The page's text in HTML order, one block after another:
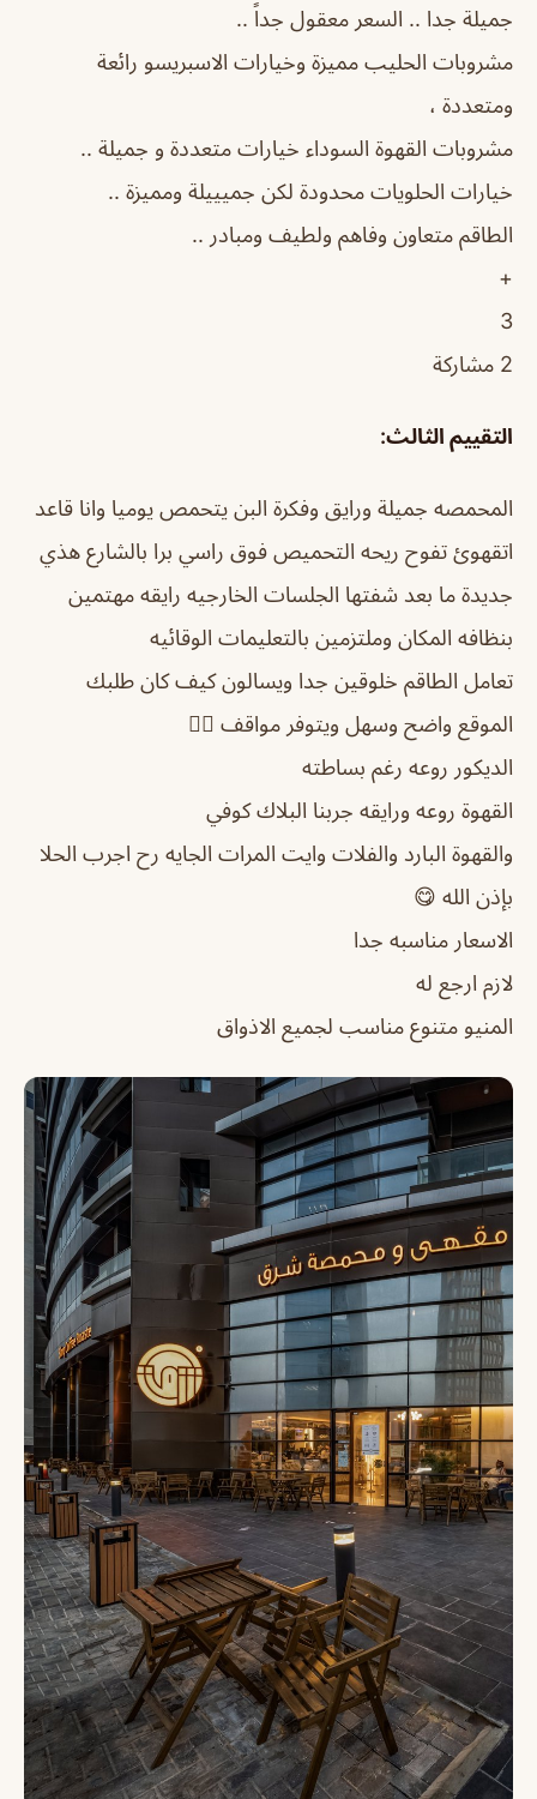
جميلة جدا .. السعر معقول جداً ..
مشروبات الحليب مميزة وخيارات الاسبريسو رائعة
ومتعددة ،
مشروبات القهوة السوداء خيارات متعددة و جميلة ..
خيارات الحلويات محدودة لكن جميييلة ومميزة ..
الطاقم متعاون وفاهم ولطيف ومبادر ..
+
3
2 مشاركة
التقييم الثالث:
المحمصه جميلة ورايق وفكرة البن يتحمص يوميا وانا قاعد
اتقهوئ تفوح ريحه التحميص فوق راسي برا بالشارع هذي
جديدة ما بعد شفتها الجلسات الخارجيه رايقه مهتمين
بنظافه المكان وملتزمين بالتعليمات الوقائيه
تعامل الطاقم خلوقين جدا ويسالون كيف كان طلبك
الموقع واضح وسهل ويتوفر مواقف 👍🏻
الديكور روعه رغم بساطته
القهوة روعه ورايقه جربنا البلاك كوفي
والقهوة البارد والفلات وايت المرات الجايه رح اجرب الحلا
بإذن الله 😋
الاسعار مناسبه جدا
لازم ارجع له
المنيو متنوع مناسب لجميع الاذواق